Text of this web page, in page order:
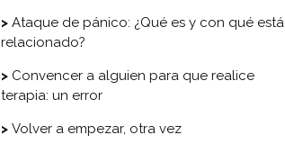
Ataque de pánico: ¿Qué es y con qué está
relacionado?
Convencer a alguien para que realice
terapia: un error
Volver a empezar, otra vez